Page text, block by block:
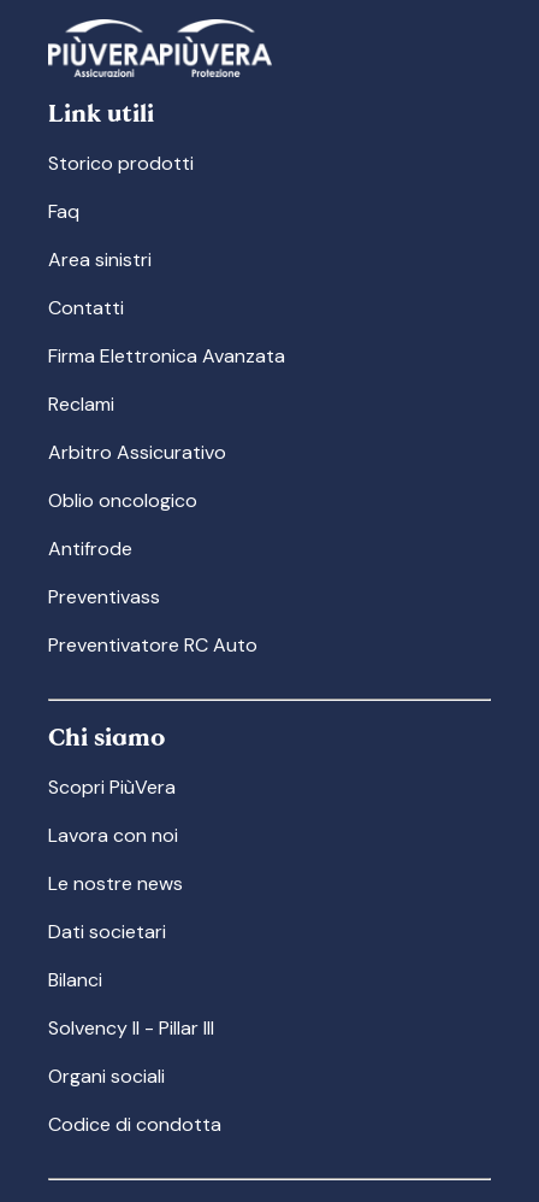
Link utili
Storico prodotti
Faq
Area sinistri
Contatti
Firma Elettronica Avanzata
Reclami
Arbitro Assicurativo
Oblio oncologico
Antifrode
Preventivass
Preventivatore RC Auto
Chi siamo
Scopri PiùVera
Lavora con noi
Le nostre news
Dati societari
Bilanci
Solvency II - Pillar III
Organi sociali
Codice di condotta